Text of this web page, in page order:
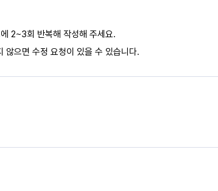
2~3회 반복해 작성해 주세요.
않으면 수정 요청이 있을 수 있습니다.